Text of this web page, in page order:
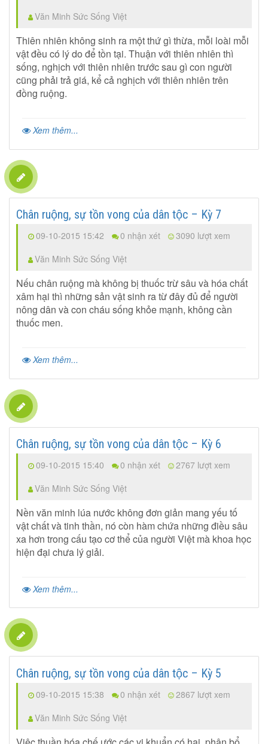
Văn Minh Sức Sống Việt
Thiên nhiên không sinh ra một thứ gì thừa, mỗi loài mỗi
vật đều có lý do để tồn tại. Thuận với thiên nhiên thì
sống, nghịch với thiên nhiên trước sau gì con người
cũng phải trả giá, kể cả nghịch với thiên nhiên trên
đồng ruộng.
Xem thêm...
Chân ruộng, sự tồn vong của dân tộc – Kỳ 7
09-10-2015 15:42 0 nhận xét
3090 lượt xem
Văn Minh Sức Sống Việt
Nếu chân ruộng mà không bị thuốc trừ sâu và hóa chất
xâm hại thì những sản vật sinh ra từ đây đủ để người
nông dân và con cháu sống khỏe mạnh, không cần
thuốc men.
Xem thêm...
Chân ruộng, sự tồn vong của dân tộc – Kỳ 6
09-10-2015 15:40 0 nhận xét
2767 lượt xem
Văn Minh Sức Sống Việt
Nền văn minh lúa nước không đơn giản mang yếu tố
vật chất và tinh thần, nó còn hàm chứa những điều sâu
xa hơn trong cấu tạo cơ thể của người Việt mà khoa học
hiện đại chưa lý giải.
Xem thêm...
Chân ruộng, sự tồn vong của dân tộc – Kỳ 5
09-10-2015 15:38 0 nhận xét
2867 lượt xem
Văn Minh Sức Sống Việt